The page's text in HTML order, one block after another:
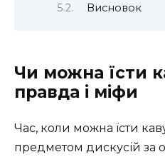
Висновок
Чи можна їсти
правда і міфи
Час, коли можна їсти
предметом дискусій за